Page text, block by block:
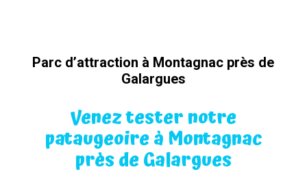
Parc d’attraction à Montagnac près de
Galargues
Venez tester notre
pataugeoire à Montagnac
près de Galargues